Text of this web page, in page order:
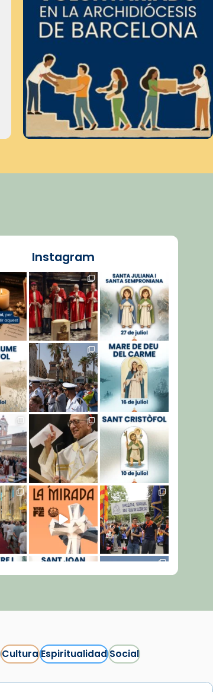
Instagram
CulturaEspiritualidadSocial